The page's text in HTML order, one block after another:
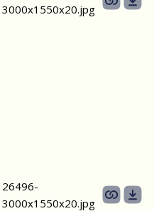
3000х1550х20.jpg
26496-
3000х1550х20.jpg